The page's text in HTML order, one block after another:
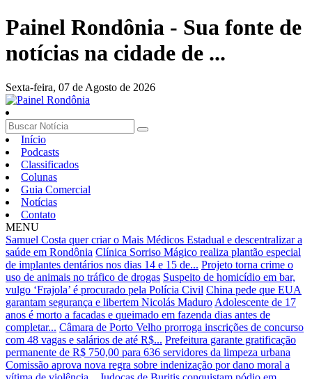
Painel Rondônia - Sua fonte de
notícias na cidade de ...
Sexta-feira, 07 de Agosto de 2026
Início
Podcasts
Classificados
Colunas
Guia Comercial
Notícias
Contato
MENU
Samuel Costa quer criar o Mais Médicos Estadual e descentralizar a
saúde em Rondônia Clínica Sorriso Mágico realiza plantão especial
de implantes dentários nos dias 14 e 15 de... Projeto torna crime o
uso de animais no tráfico de drogas Suspeito de homicídio em bar,
vulgo ‘Frajola’ é procurado pela Polícia Civil China pede que EUA
garantam segurança e libertem Nicolás Maduro Adolescente de 17
anos é morto a facadas e queimado em fazenda dias antes de
completar... Câmara de Porto Velho prorroga inscrições de concurso
com 48 vagas e salários de até R$... Prefeitura garante gratificação
permanente de R$ 750,00 para 636 servidores da limpeza urbana
Comissão aprova nova regra sobre indenização por dano moral a